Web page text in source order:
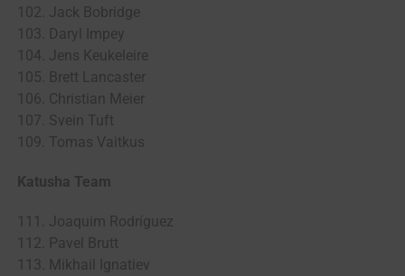
102. Jack Bobridge
103. Daryl Impey
104. Jens Keukeleire
105. Brett Lancaster
106. Christian Meier
107. Svein Tuft
109. Tomas Vaitkus
Katusha Team
111. Joaquim Rodríguez
112. Pavel Brutt
113. Mikhail Ignatiev